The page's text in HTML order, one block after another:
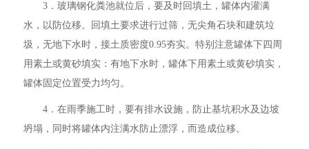
3．玻璃钢化粪池就位后，要及时回填土，罐体内灌满
水，以防位移。回填土要求进行过筛，无尖角石块和建筑垃
圾，无地下水时，接土质密度0.95夯实。特别注意罐体下四周
用素土或黄砂填实：有地下水时，罐体下用素土或黄砂填实，
罐体固定位置受力均匀。
4．在雨季施工时，要有排水设施，防止基坑积水及边坡
坍塌，同时将罐体内注满水防止漂浮，而造成位移。